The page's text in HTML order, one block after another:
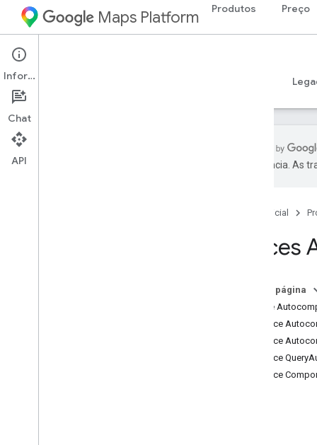
Maps Platform Produtos Preço
Web
Guias
preferência. As
Página inicial
Nesta página
Classe
Interface
Interface
Interface
Interface
Informações
Chat
API